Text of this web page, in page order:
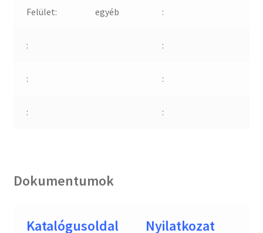
Felület: egyéb :
: :
: :
: :
Dokumentumok
Katalógusoldal Nyilatkozat